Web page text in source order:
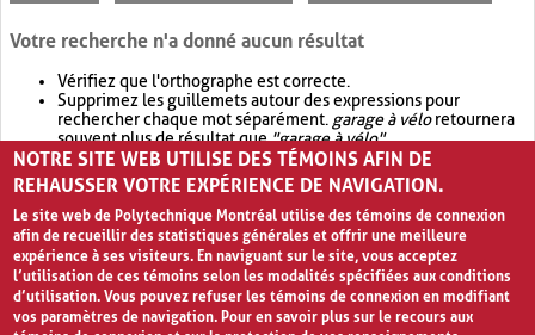
Votre recherche n'a donné aucun résultat
Vérifiez que l'orthographe est correcte.
Supprimez les guillemets autour des expressions pour
rechercher chaque mot séparément. garage à véloretournera
souvent plus de résultat que"garage à vélo".
Envisagez d'élargir votre recherche avec OR.garage OR vélo
retournera souvent plus de résultat quegarage à vélo
NOTRE SITE WEB UTILISE DES TÉMOINS AFIN DE
REHAUSSER VOTRE EXPÉRIENCE DE NAVIGATION.
Le site web de Polytechnique Montréal utilise des témoins de connexion
afin de recueillir des statistiques générales et offrir une meilleure
expérience à ses visiteurs. En naviguant sur le site, vous acceptez
l’utilisation de ces témoins selon les modalités spécifiées aux conditions
d’utilisation. Vous pouvez refuser les témoins de connexion en modifiant
vos paramètres de navigation. Pour en savoir plus sur le recours aux